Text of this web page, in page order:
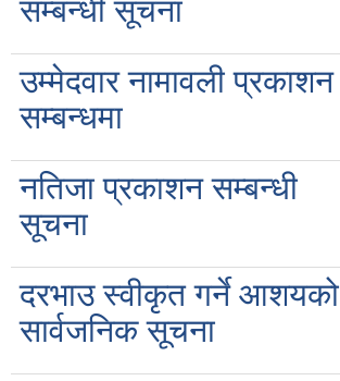
सम्बन्धी सूचना
उम्मेदवार नामावली प्रकाशन
सम्बन्धमा
नतिजा प्रकाशन सम्बन्धी
सूचना
दरभाउ स्वीकृत गर्ने आशयको
सार्वजनिक सूचना